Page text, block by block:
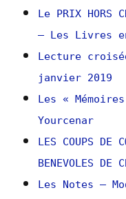
Le PRIX HORS
– Les Livres
Lecture
janvier 2019
Les «
Yourcenar
LES COUPS DE
BENEVOLES DE
Les Notes –